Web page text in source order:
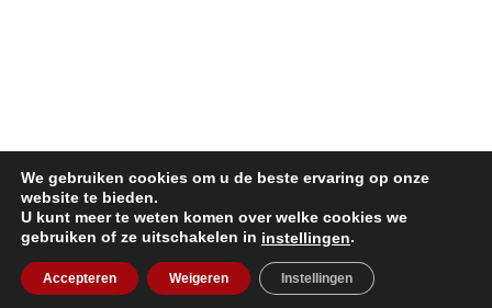
Offerte
We gebruiken cookies om u de beste ervaring op onze
website te bieden.
U kunt meer te weten komen over welke cookies we
gebruiken of ze uitschakelen in instellingen.
Accepteren Weigeren Instellingen